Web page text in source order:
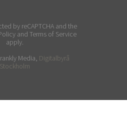
by reCAPTCHA and the
and Terms of Service
apply.
Media, Digitalbyrå
Stockholm